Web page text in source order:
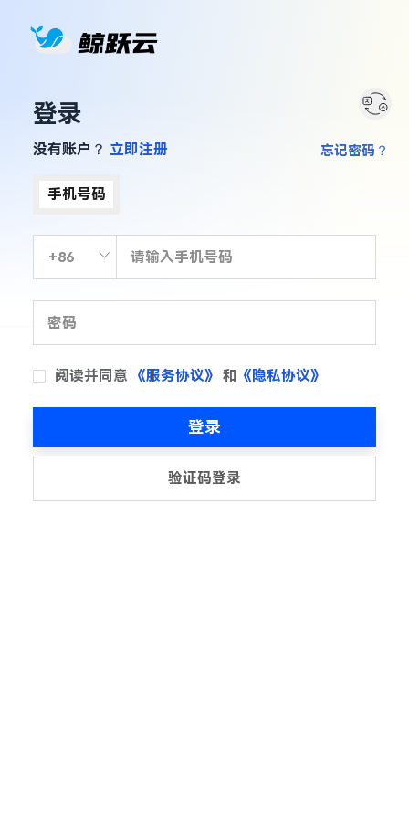
登录
没有账户？ 立即注册
手机号码
阅读并同意 《服务协议》 和 《隐私协议》
忘记密码？
登录
验证码登录